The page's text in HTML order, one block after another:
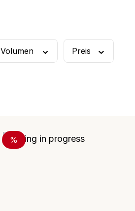
Volumen Preis
Rabatt
%